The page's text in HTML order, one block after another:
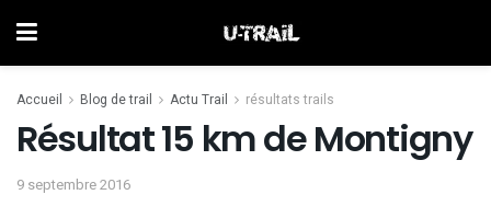
Accueil Blog de trail Actu Trail résultats trails
Résultat 15 km de Montigny
9 septembre 2016